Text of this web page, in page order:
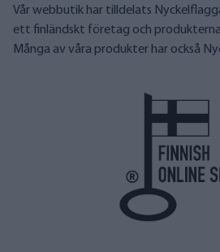
Vår webbutik har tilldelats
ett finländskt företag och produkterna
Många av våra produkter har också